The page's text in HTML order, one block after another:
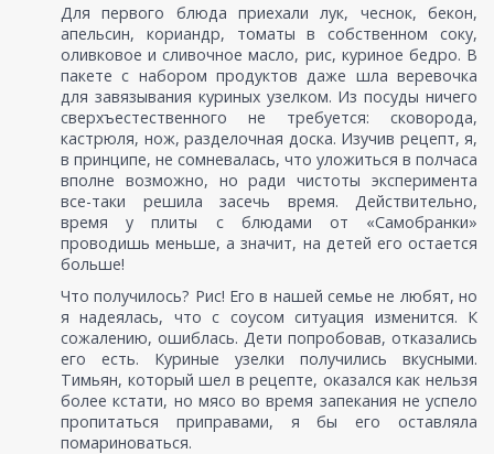
Для первого блюда приехали лук, чеснок, бекон,
апельсин, кориандр, томаты в собственном соку,
оливковое и сливочное масло, рис, куриное бедро. В
пакете с набором продуктов даже шла веревочка
для завязывания куриных узелком. Из посуды ничего
сверхъестественного не требуется: сковорода,
кастрюля, нож, разделочная доска. Изучив рецепт, я,
в принципе, не сомневалась, что уложиться в полчаса
вполне возможно, но ради чистоты эксперимента
все-таки решила засечь время. Действительно,
время у плиты с блюдами от «Самобранки»
проводишь меньше, а значит, на детей его остается
больше!
Что получилось? Рис! Его в нашей семье не любят, но
я надеялась, что с соусом ситуация изменится. К
сожалению, ошиблась. Дети попробовав, отказались
его есть. Куриные узелки получились вкусными.
Тимьян, который шел в рецепте, оказался как нельзя
более кстати, но мясо во время запекания не успело
пропитаться приправами, я бы его оставляла
помариноваться.